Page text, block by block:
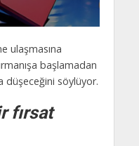
ulaşmasına
başlamadan
düşeceğini söylüyor.
fırsat